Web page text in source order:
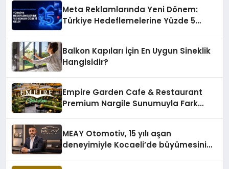
Meta Reklamlarında Yeni Dönem:
Türkiye Hedeflemelerine Yüzde 5
Balkon Kapıları İçin En Uygun Sineklik
Hangisidir?
Empire Garden Cafe & Restaurant
Premium Nargile Sunumuyla Fark
MEAY Otomotiv, 15 yılı aşan
deneyimiyle Kocaeli’de büyümesini